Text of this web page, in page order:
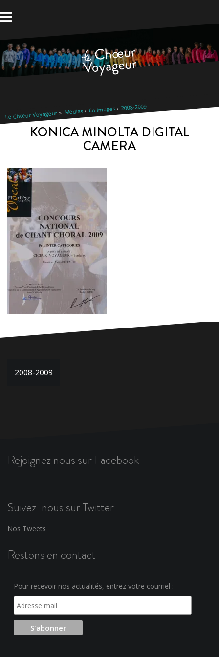
au
Le Chœur Voyageur Médias En images 2008-2009
KONICA MINOLTA DIGITAL
CAMERA
Navigation
2008-2009
Rejoignez nous sur Facebook
Suivez-nous sur Twitter
Nos Tweets
Restons en contact
Pour recevoir nos actualités, entrez votre courriel :